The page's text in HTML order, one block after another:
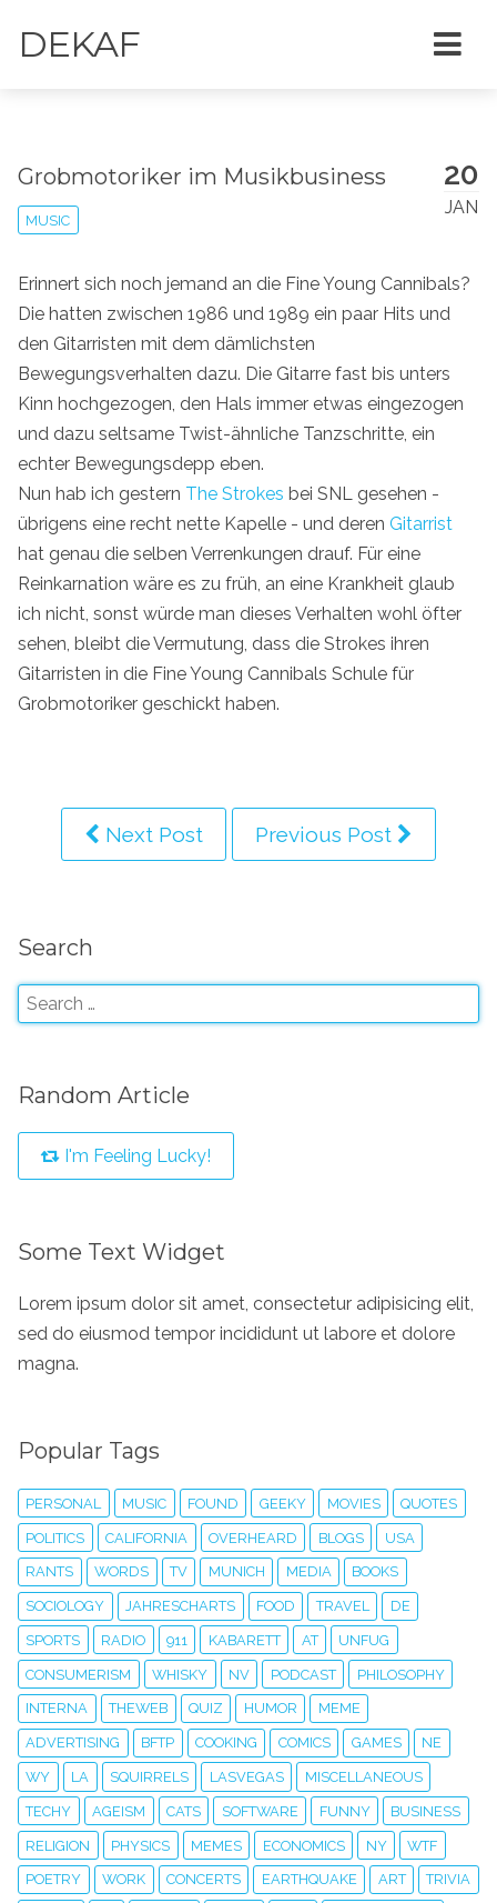
DEKAF
20
JAN
Grobmotoriker im Musikbusiness
MUSIC
Erinnert sich noch jemand an die Fine Young Cannibals?
Die hatten zwischen 1986 und 1989 ein paar Hits und
den Gitarristen mit dem dämlichsten
Bewegungsverhalten dazu. Die Gitarre fast bis unters
Kinn hochgezogen, den Hals immer etwas eingezogen
und dazu seltsame Twist-ähnliche Tanzschritte, ein
echter Bewegungsdepp eben.
Nun hab ich gestern The Strokes bei SNL gesehen -
übrigens eine recht nette Kapelle - und deren Gitarrist
hat genau die selben Verrenkungen drauf. Für eine
Reinkarnation wäre es zu früh, an eine Krankheit glaub
ich nicht, sonst würde man dieses Verhalten wohl öfter
sehen, bleibt die Vermutung, dass die Strokes ihren
Gitarristen in die Fine Young Cannibals Schule für
Grobmotoriker geschickt haben.
Next Post Previous Post
Search
Random Article
I'm Feeling Lucky!
Some Text Widget
Lorem ipsum dolor sit amet, consectetur adipisicing elit,
sed do eiusmod tempor incididunt ut labore et dolore
magna.
Popular Tags
PERSONAL MUSIC FOUND GEEKY MOVIES QUOTES
POLITICS CALIFORNIA OVERHEARD BLOGS USA
RANTS WORDS TV MUNICH MEDIA BOOKS
SOCIOLOGY JAHRESCHARTS FOOD TRAVEL DE
SPORTS RADIO 911 KABARETT AT UNFUG
CONSUMERISM WHISKY NV PODCAST PHILOSOPHY
INTERNA THEWEB QUIZ HUMOR MEME
ADVERTISING BFTP COOKING COMICS GAMES NE
WY LA SQUIRRELS LASVEGAS MISCELLANEOUS
TECHY AGEISM CATS SOFTWARE FUNNY BUSINESS
RELIGION PHYSICS MEMES ECONOMICS NY WTF
POETRY WORK CONCERTS EARTHQUAKE ART TRIVIA